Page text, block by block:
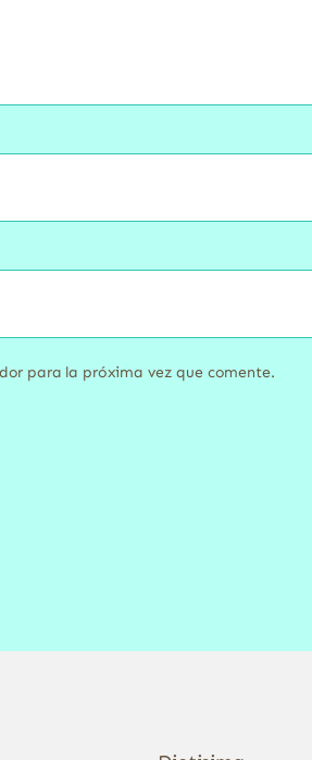
para la próxima vez que comente.